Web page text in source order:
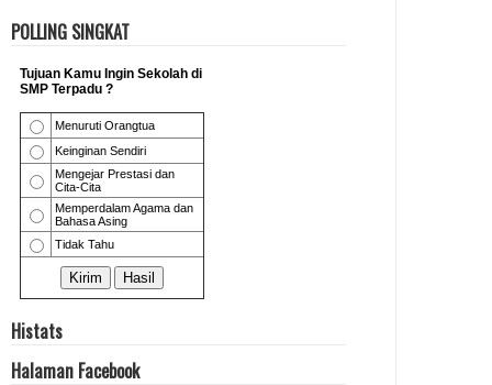
POLLING SINGKAT
Histats
Halaman Facebook